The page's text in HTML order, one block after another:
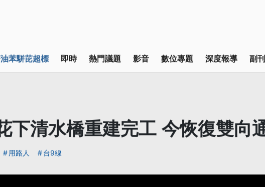
苯駢芘超標 即時 熱門議題 影音 數位專題 深度報導 副刊
下清水橋重建完工 今恢復雙向
用路人 台9線